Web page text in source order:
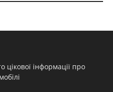
цікової інформації про